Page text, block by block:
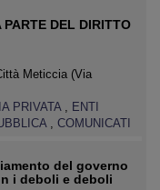
DEL DIRITTO
Meticcia (Via
PRIVATA , ENTI
, COMUNICATI
del governo
i deboli e deboli